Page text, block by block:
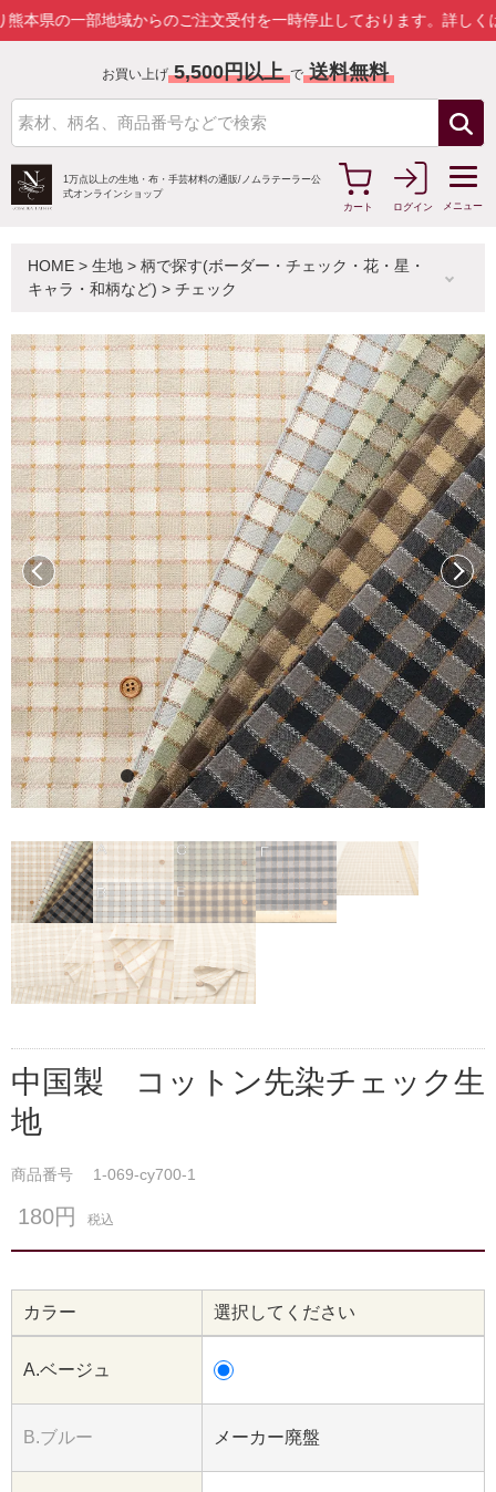
部地域からのご注文受付を一時停止しております。詳しくはこちら
お買い上げ 5,500円以上 で 送料無料
1万点以上の生地・布・手芸材料の通販/ ノムラテーラー公
式オンラインショップ
カート
ログイン メニュー
HOME > 生地 > 柄で探す(ボーダー・チェック・花・星・
キャラ・和柄など) > チェック
前へ 次へ
中国製 コットン先染チェック生
地
商品番号 1-069-cy700-1
180円 税込
カラー 選択してください
A.ベージュ
B.ブルー メーカー廃盤